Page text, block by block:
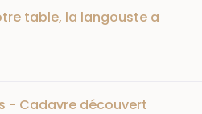
table, la langouste a
- Cadavre découvert